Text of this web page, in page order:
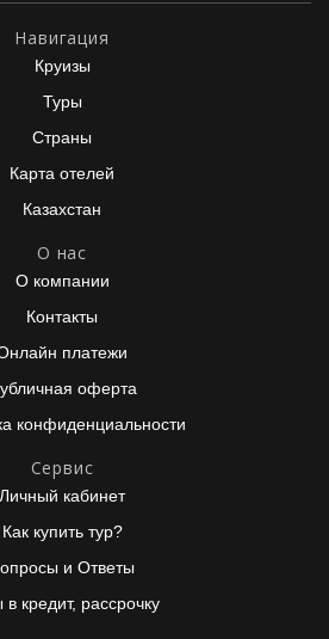
Навигация
Круизы
Туры
Страны
Карта отелей
Казахстан
О нас
О компании
Контакты
платежи
оферта
конфиденциальности
Сервис
Личный кабинет
Как купить тур?
и Ответы
в кредит, рассрочку